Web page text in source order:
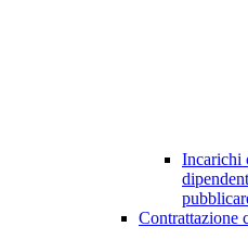
Incarichi
Contrattazione